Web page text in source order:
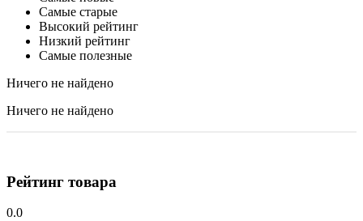
Самые старые
Высокий рейтинг
Низкий рейтинг
Самые полезные
Ничего не найдено
Ничего не найдено
Рейтинг товара
0.0